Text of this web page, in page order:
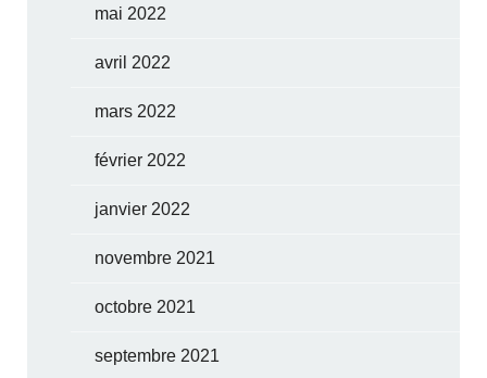
mai 2022
avril 2022
mars 2022
février 2022
janvier 2022
novembre 2021
octobre 2021
septembre 2021